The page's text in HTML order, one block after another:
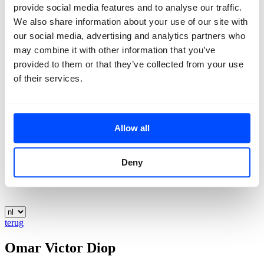
provide social media features and to analyse our traffic.
We also share information about your use of our site with
our social media, advertising and analytics partners who
may combine it with other information that you’ve
provided to them or that they’ve collected from your use
of their services.
Allow all
Deny
Contact
terug
Omar Victor Diop